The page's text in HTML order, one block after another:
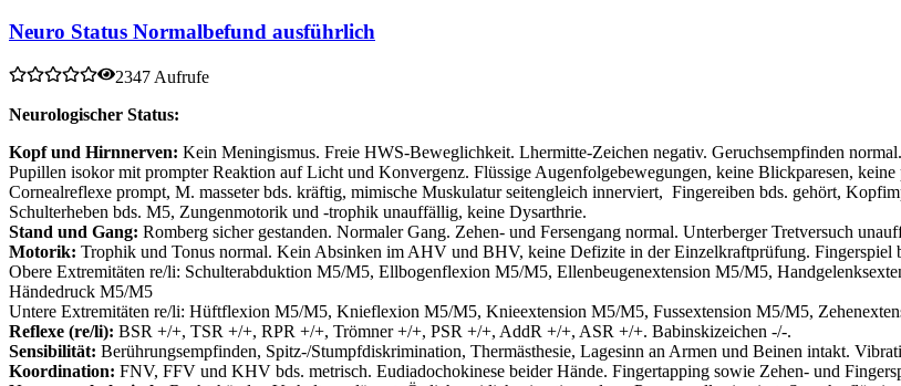
Neuro Status Normalbefund ausführlich
2347 Aufrufe
Neurologischer Status:
Kopf und Hirnnerven: Kein Meningismus. Freie HWS-Beweglichkeit. Lhermitte-Zeichen negativ. Geruchsempfinden
Pupillen isokor mit prompter Reaktion auf Licht und Konvergenz. Flüssige Augenfolgebewegungen, keine Blickparesen,
Cornealreflexe prompt, M. masseter bds. kräftig, mimische Muskulatur seitengleich innerviert, Fingereiben bds. gehört,
Schulterheben bds. M5, Zungenmotorik und -trophik unauffällig, keine Dysarthrie.
Stand und Gang: Romberg sicher gestanden. Normaler Gang. Zehen- und Fersengang normal. Unterberger Tretversuch
Motorik: Trophik und Tonus normal. Kein Absinken im AHV und BHV, keine Defizite in der Einzelkraftprüfung. Fingerspiel
Obere Extremitäten re/li: Schulterabduktion M5/M5, Ellbogenflexion M5/M5, Ellenbeugenextension M5/M5,
Händedruck M5/M5
Untere Extremitäten re/li: Hüftflexion M5/M5, Knieflexion M5/M5, Knieextension M5/M5, Fussextension M5/M5,
Reflexe (re/li): BSR +/+, TSR +/+, RPR +/+, Trömner +/+, PSR +/+, AddR +/+, ASR +/+. Babinskizeichen -/-.
Sensibilität: Berührungsempfinden, Spitz-/Stumpfdiskrimination, Thermästhesie, Lagesinn an Armen und Beinen intakt.
Koordination: FNV, FFV und KHV bds. metrisch. Eudiadochokinese beider Hände. Fingertapping sowie Zehen- und